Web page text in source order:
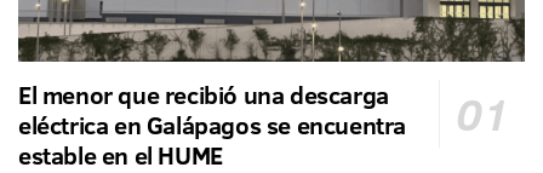
El menor que recibió una descarga
eléctrica en Galápagos se encuentra
estable en el HUME